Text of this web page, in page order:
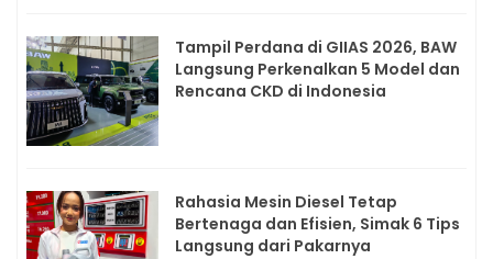
Tampil Perdana di GIIAS 2026, BAW
Langsung Perkenalkan 5 Model dan
Rencana CKD di Indonesia
Rahasia Mesin Diesel Tetap
Bertenaga dan Efisien, Simak 6 Tips
Langsung dari Pakarnya